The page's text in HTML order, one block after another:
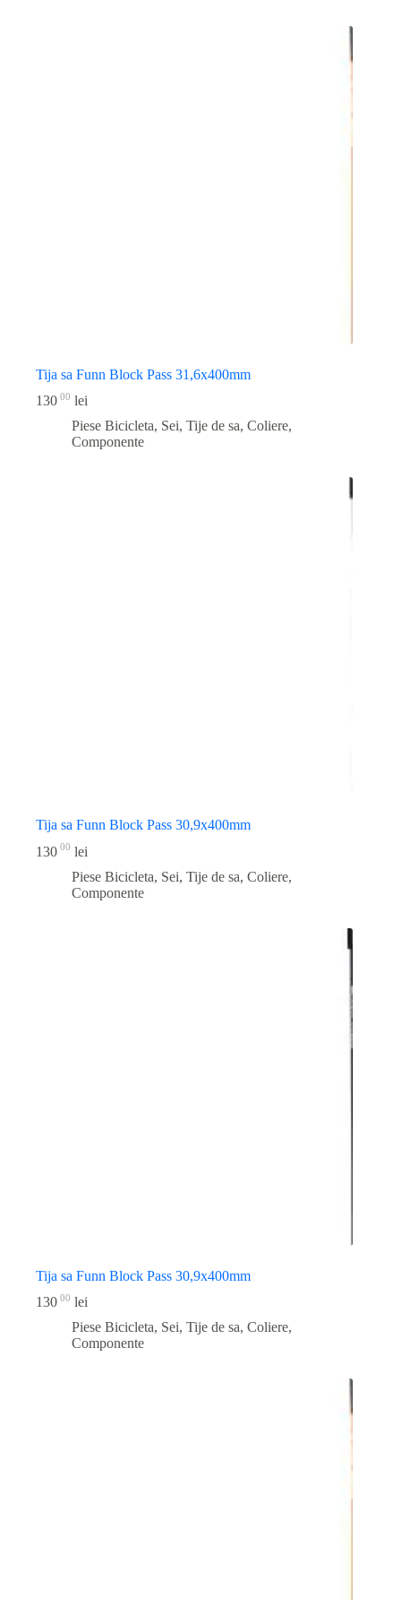
Tija sa Funn Block Pass 31,6x400mm
130 00 lei
Piese Bicicleta, Sei, Tije de sa, Coliere,
Componente
Tija sa Funn Block Pass 30,9x400mm
130 00 lei
Piese Bicicleta, Sei, Tije de sa, Coliere,
Componente
Tija sa Funn Block Pass 30,9x400mm
130 00 lei
Piese Bicicleta, Sei, Tije de sa, Coliere,
Componente